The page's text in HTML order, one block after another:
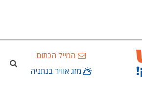
המייל הכתום
מזג אוויר בנתניה